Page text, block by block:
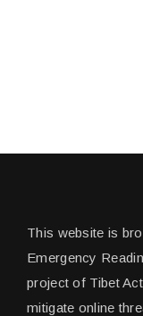
This website is
Emergency
project of Tibet
mitigate online